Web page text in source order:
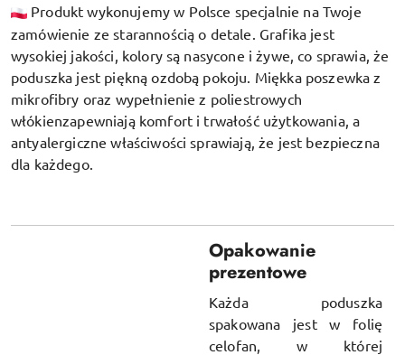
Produkt wykonujemy w Polsce specjalnie na Twoje
zamówienie ze starannością o detale. Grafika jest
wysokiej jakości, kolory są nasycone i żywe, co sprawia, że
poduszka jest piękną ozdobą pokoju. Miękka poszewka z
mikrofibry oraz wypełnienie z poliestrowych
włókienzapewniają komfort i trwałość użytkowania, a
antyalergiczne właściwości sprawiają, że jest bezpieczna
dla każdego.
Opakowanie
prezentowe
Każda poduszka
spakowana jest w folię
celofan, w której